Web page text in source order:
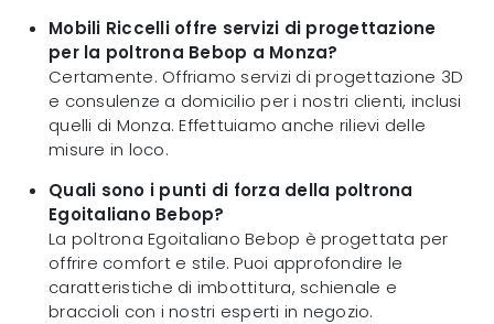
Mobili Riccelli offre servizi di progettazione
per la poltrona Bebop a Monza?
Certamente. Offriamo servizi di progettazione 3D
e consulenze a domicilio per i nostri clienti, inclusi
quelli di Monza. Effettuiamo anche rilievi delle
misure in loco.
Quali sono i punti di forza della poltrona
Egoitaliano Bebop?
La poltrona Egoitaliano Bebop è progettata per
offrire comfort e stile. Puoi approfondire le
caratteristiche di imbottitura, schienale e
braccioli con i nostri esperti in negozio.